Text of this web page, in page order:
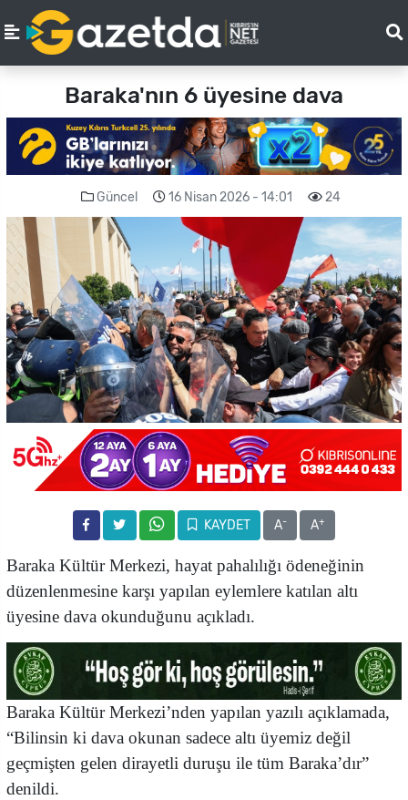
Baraka'nın 6 üyesine dava
Güncel 16 Nisan 2026 - 14:01 24
KAYDET A- A+
Baraka Kültür Merkezi, hayat pahalılığı ödeneğinin
düzenlenmesine karşı yapılan eylemlere katılan altı
üyesine dava okunduğunu açıkladı.
Baraka Kültür Merkezi’nden yapılan yazılı açıklamada,
“Bilinsin ki dava okunan sadece altı üyemiz değil
geçmişten gelen dirayetli duruşu ile tüm Baraka’dır”
denildi.